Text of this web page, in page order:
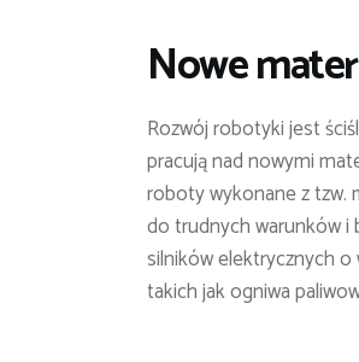
Nowe
Rozwój robotyki jest
pracują nad nowymi
roboty wykonane z tzw.
do trudnych warunków i
silników elektrycznych o
takich jak ogniwa